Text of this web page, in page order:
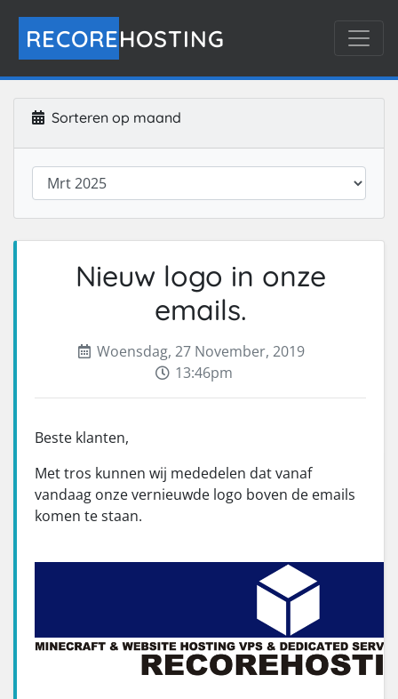
RECOREHOSTING
Sorteren op maand
Nieuw logo in onze
emails.
Woensdag, 27 November, 2019
13:46pm
Beste klanten,
Met tros kunnen wij mededelen dat vanaf
vandaag onze vernieuwde logo boven de emails
komen te staan.